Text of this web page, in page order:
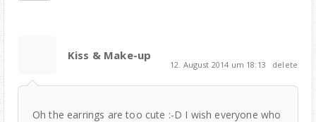
Kiss & Make-up
12. August 2014 um 18:13 delete
Oh the earrings are too cute :-D I wish everyone who